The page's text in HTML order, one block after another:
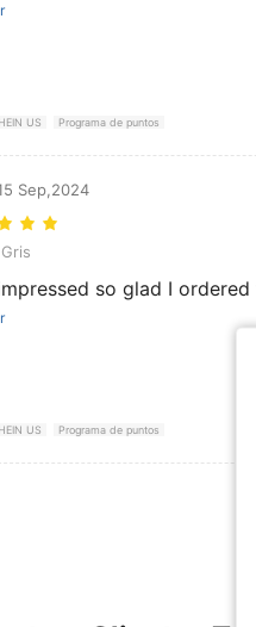
US Programa de puntos
Sep,2024
Gris
so glad I
US Programa de puntos